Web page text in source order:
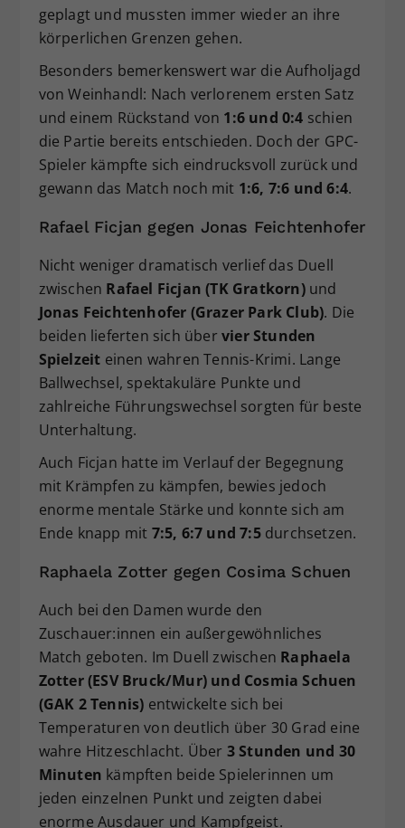
geplagt und mussten immer wieder an ihre
körperlichen Grenzen gehen.
Besonders bemerkenswert war die Aufholjagd
von Weinhandl: Nach verlorenem ersten Satz
und einem Rückstand von 1:6 und 0:4 schien
die Partie bereits entschieden. Doch der GPC-
Spieler kämpfte sich eindrucksvoll zurück und
gewann das Match noch mit 1:6, 7:6 und 6:4.
Rafael Ficjan gegen Jonas Feichtenhofer
Nicht weniger dramatisch verlief das Duell
zwischen Rafael Ficjan (TK Gratkorn)und
Jonas Feichtenhofer (Grazer Park Club). Die
beiden lieferten sich über vier Stunden
Spielzeit einen wahren Tennis-Krimi. Lange
Ballwechsel, spektakuläre Punkte und
zahlreiche Führungswechsel sorgten für beste
Unterhaltung.
Auch Ficjan hatte im Verlauf der Begegnung
mit Krämpfen zu kämpfen, bewies jedoch
enorme mentale Stärke und konnte sich am
Ende knapp mit 7:5, 6:7 und 7:5durchsetzen.
Raphaela Zotter gegen Cosima Schuen
Auch bei den Damen wurde den
Zuschauer:innen ein außergewöhnliches
Match geboten. Im Duell zwischen Raphaela
Zotter (ESV Bruck/Mur) und Cosmia Schuen
(GAK 2 Tennis) entwickelte sich bei
Temperaturen von deutlich über 30 Grad eine
wahre Hitzeschlacht. Über 3 Stunden und 30
Minuten kämpften beide Spielerinnen um
jeden einzelnen Punkt und zeigten dabei
enorme Ausdauer und Kampfgeist.